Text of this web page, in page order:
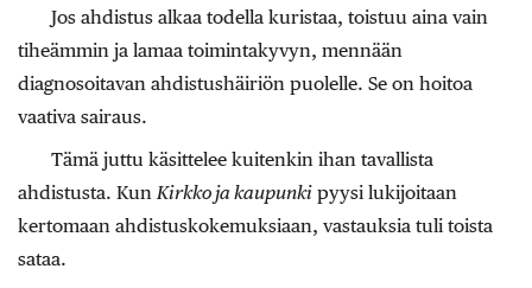
Jos ahdistus alkaa todella kuristaa, toistuu aina vain
tiheämmin ja lamaa toimintakyvyn, mennään
diagnosoitavan ahdistushäiriön puolelle. Se on hoitoa
vaativa sairaus.
Tämä juttu käsittelee kuitenkin ihan tavallista
ahdistusta. Kun Kirkko ja kaupunki pyysi lukijoitaan
kertomaan ahdistuskokemuksiaan, vastauksia tuli toista
sataa.